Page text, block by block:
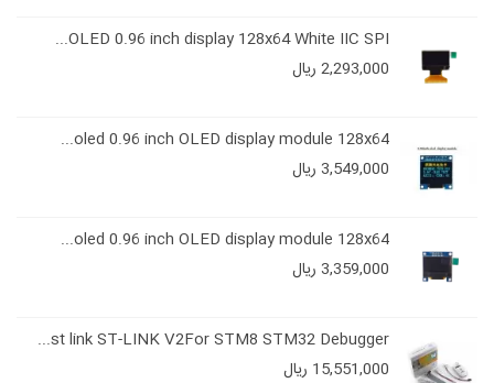
OLED 0.96 inch display 128x64 White IIC SPI...
2,293,000 ریال
oled 0.96 inch OLED display module 128x64...
3,549,000 ریال
oled 0.96 inch OLED display module 128x64...
3,359,000 ریال
st link ST-LINK V2For STM8 STM32 Debugger...
15,551,000 ریال